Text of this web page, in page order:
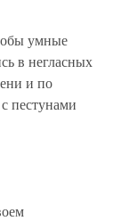
умные
в негласных
и по
пестунами